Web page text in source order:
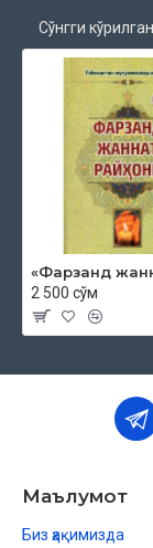
Сўнгги
2 500 сўм
Маълумот
Биз ҳақимизда